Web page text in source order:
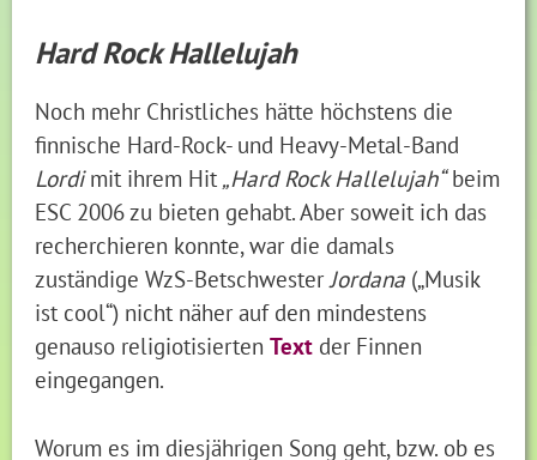
Hard Rock Hallelujah
Noch mehr Christliches hätte höchstens die
finnische Hard-Rock- und Heavy-Metal-Band
Lordimit ihrem Hit „Hard Rock Hallelujah“beim
ESC 2006 zu bieten gehabt. Aber soweit ich das
recherchieren konnte, war die damals
zuständige WzS-BetschwesterJordana („Musik
ist cool“) nicht näher auf den mindestens
genauso religiotisiertenText der Finnen
eingegangen.
Worum es im diesjährigen Song geht, bzw. ob es